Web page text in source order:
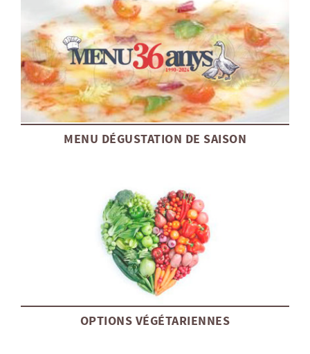
MENU DÉGUSTATION DE SAISON
OPTIONS VÉGÉTARIENNES